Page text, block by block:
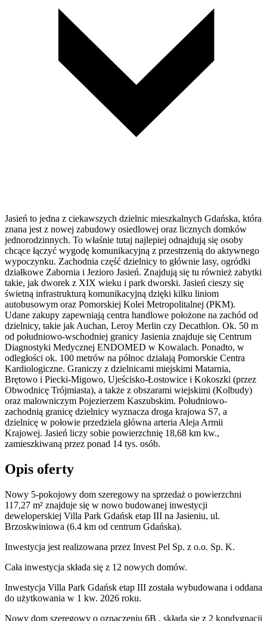
Jasień to jedna z ciekawszych dzielnic mieszkalnych Gdańska, która
znana jest z nowej zabudowy osiedlowej oraz licznych domków
jednorodzinnych. To właśnie tutaj najlepiej odnajdują się osoby
chcące łączyć wygodę komunikacyjną z przestrzenią do aktywnego
wypoczynku. Zachodnia część dzielnicy to głównie lasy, ogródki
działkowe Zabornia i Jezioro Jasień. Znajdują się tu również zabytki
takie, jak dworek z XIX wieku i park dworski. Jasień cieszy się
świetną infrastrukturą komunikacyjną dzięki kilku liniom
autobusowym oraz Pomorskiej Kolei Metropolitalnej (PKM).
Udane zakupy zapewniają centra handlowe położone na zachód od
dzielnicy, takie jak Auchan, Leroy Merlin czy Decathlon. Ok. 50 m
od południowo-wschodniej granicy Jasienia znajduje się Centrum
Diagnostyki Medycznej ENDOMED w Kowalach. Ponadto, w
odległości ok. 100 metrów na północ działają Pomorskie Centra
Kardiologiczne. Graniczy z dzielnicami miejskimi Matarnia,
Brętowo i Piecki-Migowo, Ujeścisko-Łostowice i Kokoszki (przez
Obwodnicę Trójmiasta), a także z obszarami wiejskimi (Kolbudy)
oraz malowniczym Pojezierzem Kaszubskim. Południowo-
zachodnią granicę dzielnicy wyznacza droga krajowa S7, a
dzielnicę w połowie przedziela główna arteria Aleja Armii
Krajowej. Jasień liczy sobie powierzchnię 18,68 km kw.,
zamieszkiwaną przez ponad 14 tys. osób.
Opis oferty
Nowy 5-pokojowy dom szeregowy na sprzedaż o powierzchni
117,27 m² znajduje się w nowo budowanej inwestycji
deweloperskiej Villa Park Gdańsk etap III na Jasieniu, ul.
Brzoskwiniowa (6.4 km od centrum Gdańska).
Inwestycja jest realizowana przez Invest Pel Sp. z o.o. Sp. K.
Cała inwestycja składa się z 12 nowych domów.
Inwestycja Villa Park Gdańsk etap III została wybudowana i oddana
do użytkowania w 1 kw. 2026 roku.
Nowy dom szeregowy o oznaczeniu 6B , składa się z 2 kondygnacji